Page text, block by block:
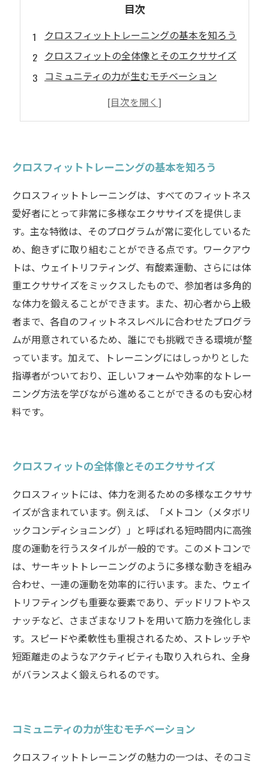
目次
クロスフィットトレーニングの基本を知ろう
クロスフィットの全体像とそのエクササイズ
コミュニティの力が生むモチベーション
健康とフィットネスへの影響
クロスフィットトレーニングの基本を知ろう
クロスフィットトレーニングは、すべてのフィットネス
愛好者にとって非常に多様なエクササイズを提供しま
す。主な特徴は、そのプログラムが常に変化しているた
め、飽きずに取り組むことができる点です。ワークアウ
トは、ウェイトリフティング、有酸素運動、さらには体
重エクササイズをミックスしたもので、参加者は多角的
な体力を鍛えることができます。また、初心者から上級
者まで、各自のフィットネスレベルに合わせたプログラ
ムが用意されているため、誰にでも挑戦できる環境が整
っています。加えて、トレーニングにはしっかりとした
指導者がついており、正しいフォームや効率的なトレー
ニング方法を学びながら進めることができるのも安心材
料です。
クロスフィットの全体像とそのエクササイズ
クロスフィットには、体力を測るための多様なエクササ
イズが含まれています。例えば、「メトコン（メタボリ
ックコンディショニング）」と呼ばれる短時間内に高強
度の運動を行うスタイルが一般的です。このメトコンで
は、サーキットトレーニングのように多様な動きを組み
合わせ、一連の運動を効率的に行います。また、ウェイ
トリフティングも重要な要素であり、デッドリフトやス
ナッチなど、さまざまなリフトを用いて筋力を強化しま
す。スピードや柔軟性も重視されるため、ストレッチや
短距離走のようなアクティビティも取り入れられ、全身
がバランスよく鍛えられるのです。
コミュニティの力が生むモチベーション
クロスフィットトレーニングの魅力の一つは、そのコミ